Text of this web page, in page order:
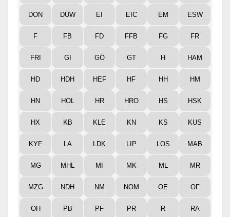
DON DÜW EI EIC EM ESW
F FB FD FFB FG FR
FRI GI GÖ GT H HAM
HD HDH HEF HF HH HM
HN HOL HR HRO HS HSK
HX KB KLE KN KS KUS
KYF LA LDK LIP LOS MAB
MG MHL MI MK ML MR
MZG NDH NM NOM OE OF
OH PB PF PR R RA